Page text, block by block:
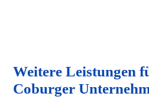
Weitere Leistungen
Coburger